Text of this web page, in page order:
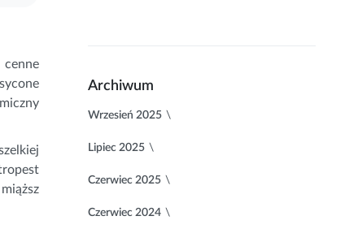
Archiwum
Wrzesień 2025
Lipiec 2025
Czerwiec 2025
Czerwiec 2024